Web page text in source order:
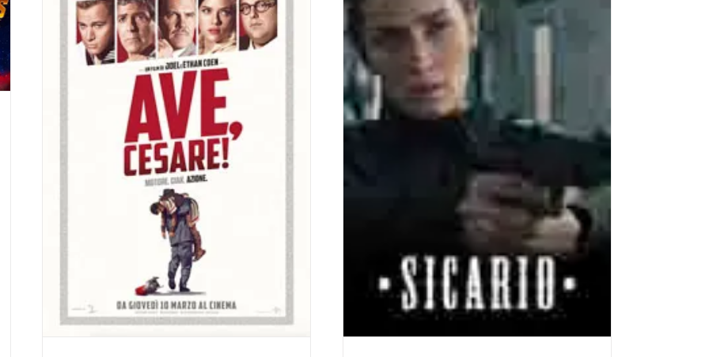
A Cannes 2015 arriva
l’impressionante SICARIO
di Denis Villeneuve